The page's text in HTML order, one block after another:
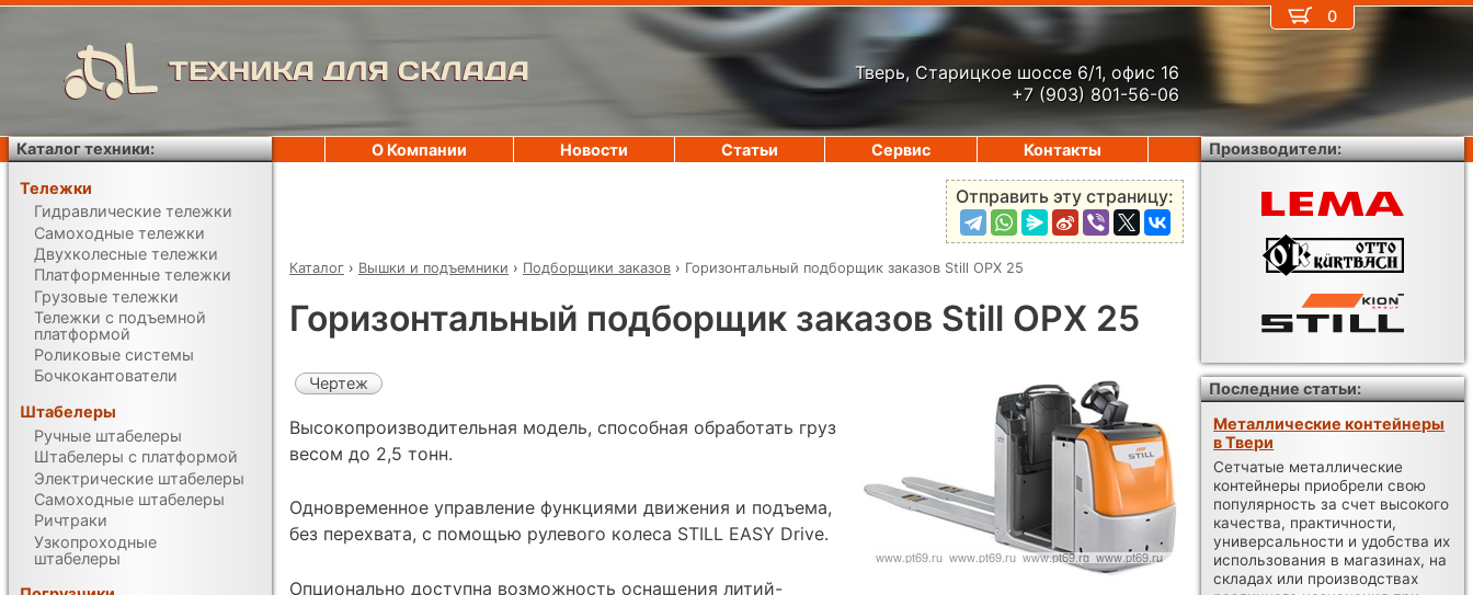
ТЕХНИКА ДЛЯ СКЛАДА
Тверь, Старицкое шоссе 6/1, офис 16
+7 (903) 801-56-06
Отправить эту страницу:
Каталог › Вышки и подъемники › Подборщики заказов › Горизонтальный подборщик заказов Still OPX 25
Горизонтальный подборщик заказов Still OPX 25
Чертеж
Высокопроизводительная модель, способная обработать груз
весом до 2,5 тонн.
Одновременное управление функциями движения и подъема,
без перехвата, с помощью рулевого колеса STILL EASY Drive.
Опционально доступна возможность оснащения литий-
0
О Компании Новости Статьи Сервис Контакты
Каталог техники:
Тележки
Гидравлические тележки
Самоходные тележки
Двухколесные тележки
Платформенные тележки
Грузовые тележки
Тележки с подъемной
платформой
Роликовые системы
Бочкокантователи
Штабелеры
Ручные штабелеры
Штабелеры с платформой
Электрические штабелеры
Самоходные штабелеры
Ричтраки
Узкопроходные
штабелеры
Производители:
Последние статьи:
Металлические контейнеры
в Твери
Сетчатые металлические
контейнеры приобрели свою
популярность за счет высокого
качества, практичности,
универсальности и удобства их
использования в магазинах, на
складах или производствах